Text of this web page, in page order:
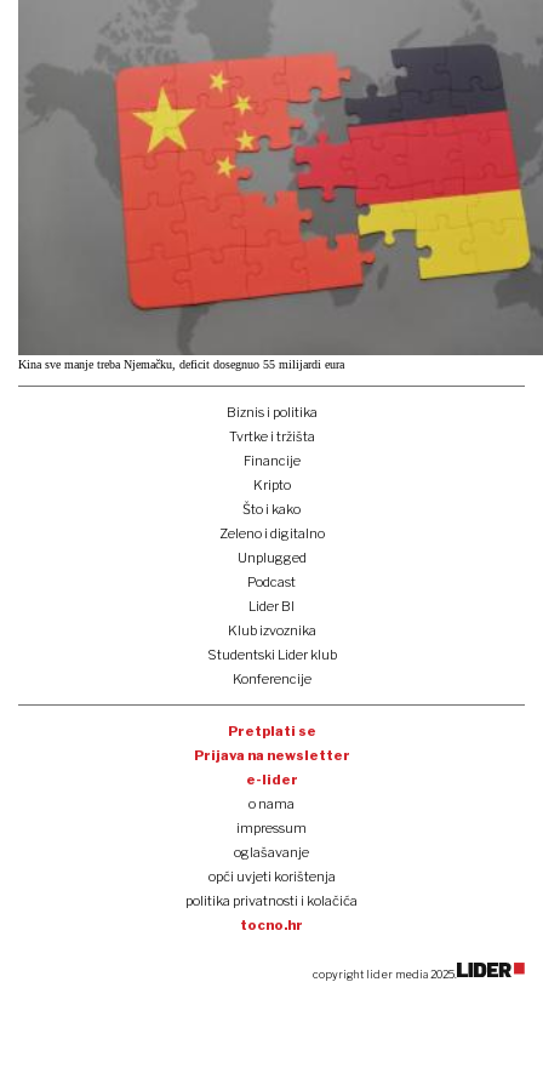
Kina sve manje treba Njemačku, deficit dosegnuo 55 milijardi eura
Biznis i politika
Tvrtke i tržišta
Financije
Kripto
Što i kako
Zeleno i digitalno
Unplugged
Podcast
Lider BI
Klub izvoznika
Studentski Lider klub
Konferencije
Pretplati se
Prijava na newsletter
e-lider
o nama
impressum
oglašavanje
opći uvjeti korištenja
politika privatnosti i kolačića
tocno.hr
copyright lider media 2025.